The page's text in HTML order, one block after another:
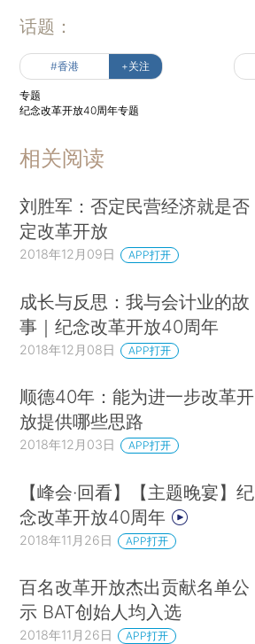
话题：
#香港 +关注
专题
纪念改革开放40周年专题
相关阅读
刘胜军：否定民营经济就是否
定改革开放
2018年12月09日 APP打开
成长与反思：我与会计业的故
事｜纪念改革开放40周年
2018年12月08日 APP打开
顺德40年：能为进一步改革开
放提供哪些思路
2018年12月03日 APP打开
【峰会·回看】【主题晚宴】纪
念改革开放40周年
2018年11月26日 APP打开
百名改革开放杰出贡献名单公
示 BAT创始人均入选
2018年11月26日 APP打开